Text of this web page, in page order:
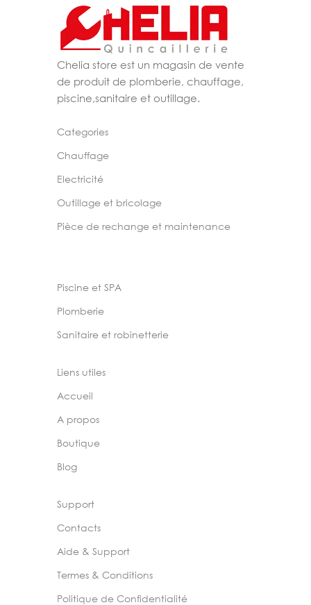
Chelia store est un magasin de vente
de produit de plomberie, chauffage,
piscine,sanitaire et outillage.
Categories
Chauffage
Electricité
Outillage et bricolage
Pièce de rechange et maintenance
Piscine et SPA
Plomberie
Sanitaire et robinetterie
Liens utiles
Accueil
A propos
Boutique
Blog
Support
Contacts
Aide & Support
Termes & Conditions
Politique de Confidentialité